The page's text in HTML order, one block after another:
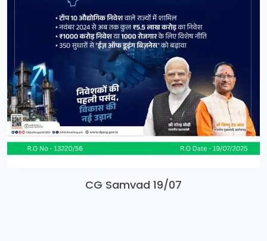
CG Samvad 19/07